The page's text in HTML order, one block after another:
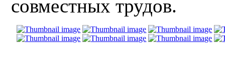
совместных трудов.